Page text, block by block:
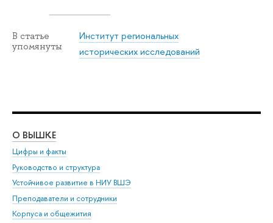
В статье
упомянуты
Институт региональных
исторических исследований
О ВЫШКЕ
Цифры и факты
Руководство и структура
Устойчивое развитие в НИУ ВШЭ
Преподаватели и сотрудники
Корпуса и общежития